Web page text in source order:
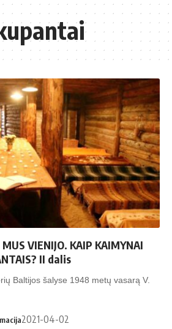
MUS VIENIJO. KAIP KAIMYNAI
II dalis
Baltijos šalyse 1948 metų vasarą V.
2021-04-02